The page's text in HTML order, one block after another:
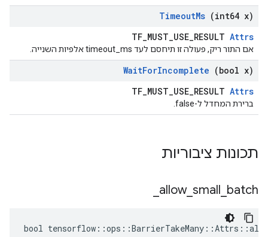
TimeoutMs (int64 x)
TF_MUST_USE_RESULT Attrs
אם התור ריק, פעולה זו תיחסם לעד timeout_ms אלפיות השנייה.
WaitForIncomplete (bool x)
TF_MUST_USE_RESULT Attrs
ברירת המחדל ל-false.
תכונות ציבוריות
allow_ small batch
bool